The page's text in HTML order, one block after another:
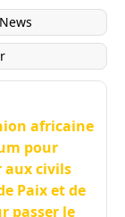
africaine
pour
civils
Paix et de
passer le